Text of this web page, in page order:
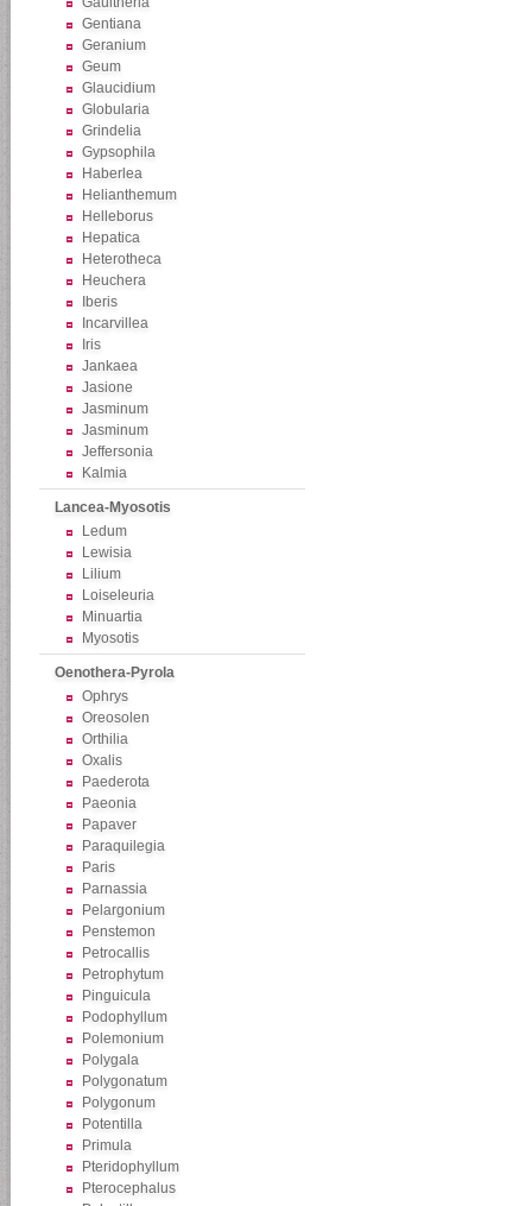
Gentiana
Geranium
Geum
Glaucidium
Globularia
Grindelia
Gypsophila
Haberlea
Helianthemum
Helleborus
Hepatica
Heterotheca
Heuchera
Iberis
Incarvillea
Iris
Jankaea
Jasione
Jasminum
Jasminum
Jeffersonia
Kalmia
Lancea-Myosotis
Ledum
Lewisia
Lilium
Loiseleuria
Minuartia
Myosotis
Oenothera-Pyrola
Ophrys
Oreosolen
Orthilia
Oxalis
Paederota
Paeonia
Papaver
Paraquilegia
Paris
Parnassia
Pelargonium
Penstemon
Petrocallis
Petrophytum
Pinguicula
Podophyllum
Polemonium
Polygala
Polygonatum
Polygonum
Potentilla
Primula
Pteridophyllum
Pterocephalus